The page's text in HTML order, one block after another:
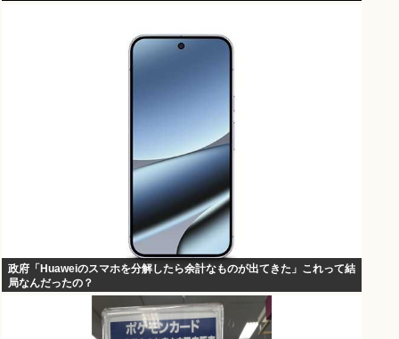
政府「Huaweiのスマホを分解したら余計なものが出てきた」これって結
局なんだったの？